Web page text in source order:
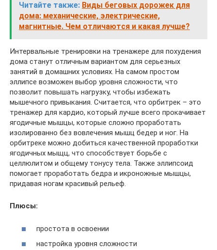
Читайте также: Виды беговых дорожек для
дома: механические, электрические,
магнитные. Чем отличаются и какая лучше?
Интервальные тренировки на тренажере для похудения
дома станут отличным вариантом для серьезных
занятий в домашних условиях. На самом простом
эллипсе возможен выбор уровня сложности, что
позволит повышать нагрузку, чтобы избежать
мышечного привыкания. Считается, что орбитрек – это
тренажер для кардио, который лучше всего прокачивает
ягодичные мышцы, которые сложно проработать
изолированно без вовлечения мышц бедер и ног. На
орбитреке можно добиться качественной проработки
ягодичных мыщц, что способствует борьбе с
целлюлитом и общему тонусу тела. Также эллипсоид
помогает проработать бедра и икроножные мышцы,
придавая ногам красивый рельеф.
Плюсы:
простота в освоении
настройка уровня сложности